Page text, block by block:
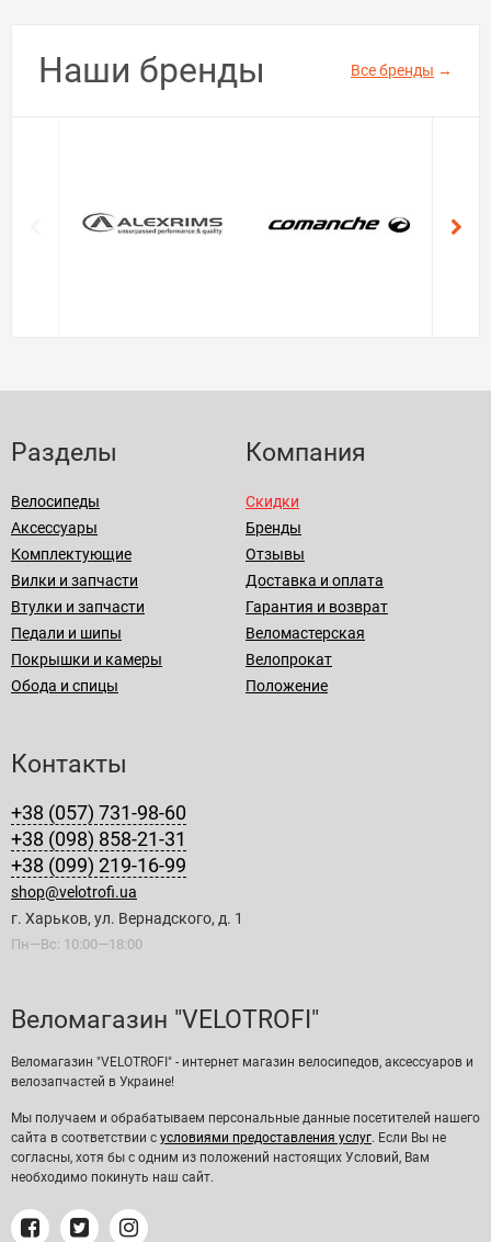
Наши бренды Все бренды →
Разделы
Велосипеды
Аксессуары
Комплектующие
Вилки и запчасти
Втулки и запчасти
Педали и шипы
Покрышки и камеры
Обода и спицы
Компания
Скидки
Бренды
Отзывы
Доставка и оплата
Гарантия и возврат
Веломастерская
Велопрокат
Положение
Контакты
+38 (057) 731-98-60
+38 (098) 858-21-31
+38 (099) 219-16-99
shop@velotrofi.ua
г. Харьков, ул. Вернадского, д. 1
Пн—Вс: 10:00—18:00
Веломагазин "VELOTROFI"
Веломагазин "VELOTROFI" - интернет магазин велосипедов, аксессуаров и
велозапчастей в Украине!
Мы получаем и обрабатываем персональные данные посетителей нашего
сайта в соответствии с условиями предоставления услуг. Если Вы не
согласны, хотя бы с одним из положений настоящих Условий, Вам
необходимо покинуть наш сайт.